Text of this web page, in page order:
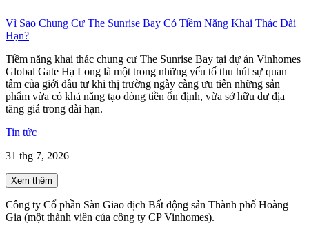
Vì Sao Chung Cư The Sunrise Bay Có Tiềm Năng Khai Thác Dài
Hạn?
Tiềm năng khai thác chung cư The Sunrise Bay tại dự án Vinhomes
Global Gate Hạ Long là một trong những yếu tố thu hút sự quan
tâm của giới đầu tư khi thị trường ngày càng ưu tiên những sản
phẩm vừa có khả năng tạo dòng tiền ổn định, vừa sở hữu dư địa
tăng giá trong dài hạn.
Tin tức
31 thg 7, 2026
Xem thêm
Công ty Cổ phần Sàn Giao dịch Bất động sản Thành phố Hoàng
Gia (một thành viên của công ty CP Vinhomes).